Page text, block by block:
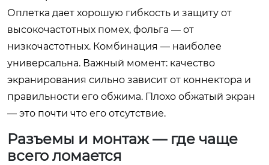
Оплетка дает хорошую гибкость и защиту от
высокочастотных помех, фольга — от
низкочастотных. Комбинация — наиболее
универсальна. Важный момент: качество
экранирования сильно зависит от коннектора и
правильности его обжима. Плохо обжатый экран
— это почти что его отсутствие.
Разъемы и монтаж — где чаще
всего ломается